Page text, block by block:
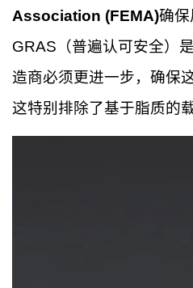
Association (FEMA)确保
GRAS（普遍认可安全）
造商必须更进一步，确保
这特别排除了基于脂质的